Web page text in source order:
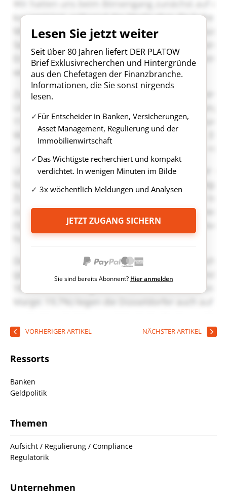
Lesen Sie jetzt weiter
Seit über 80 Jahren liefert DER PLATOW
Brief Exklusivrecherchen und Hintergründe
aus den Chefetagen der Finanzbranche.
Informationen, die Sie sonst nirgends
lesen.
Für Entscheider in Banken, Versicherungen,
Asset Management, Regulierung und der
Immobilienwirtschaft
Das Wichtigste recherchiert und kompakt
verdichtet. In wenigen Minuten im Bilde
3x wöchentlich Meldungen und Analysen
JETZT ZUGANG SICHERN
Sie sind bereits Abonnent? Hier anmelden
VORHERIGER ARTIKEL NÄCHSTER ARTIKEL
Ressorts
Banken
Geldpolitik
Themen
Aufsicht / Regulierung / Compliance
Regulatorik
Unternehmen